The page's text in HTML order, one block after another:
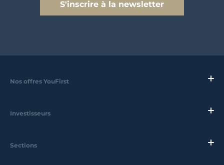
S'inscrire à la newsletter
Nos offres YouFirst
Investisseurs
Sections